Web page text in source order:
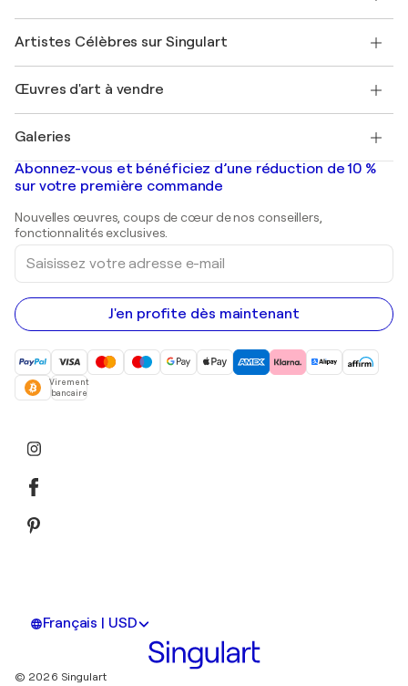
Rejoignez notre programme commercial
Mon compte
+33 1 76 44 06 42
Magazine Singulart
Emplois
Découvrez une sélection d'art original
Se connecter en tant qu'Artiste
Artistes Célèbres sur Singulart
Marc Chagall
Banksy
Mr. Brainwash
Shepard Fairey
Œuvres d'art à vendre
Tableaux abstraits à vendre
Peintures de paysage
Estampes
Peintures acryliques
Galeries
Galeries d'art en France
Galeries d'art en Belgique
Abonnez-vous et bénéficiez d’une réduction de 10 %
sur votre première commande
Nouvelles œuvres, coups de cœur de nos conseillers,
fonctionnalités exclusives.
Saisissez
votre
adresse
e-
mail
J'en profite dès maintenant
Virement
bancaire
Français | USD
© 2026 Singulart